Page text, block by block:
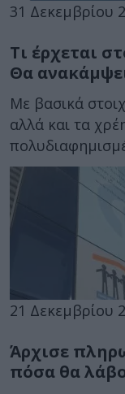
31 Δεκεμβρίου
Τι έρχεται
Θα
Με βασικά
αλλά και τα
21 Δεκεμβρίου
Άρχισε
πόσα θα